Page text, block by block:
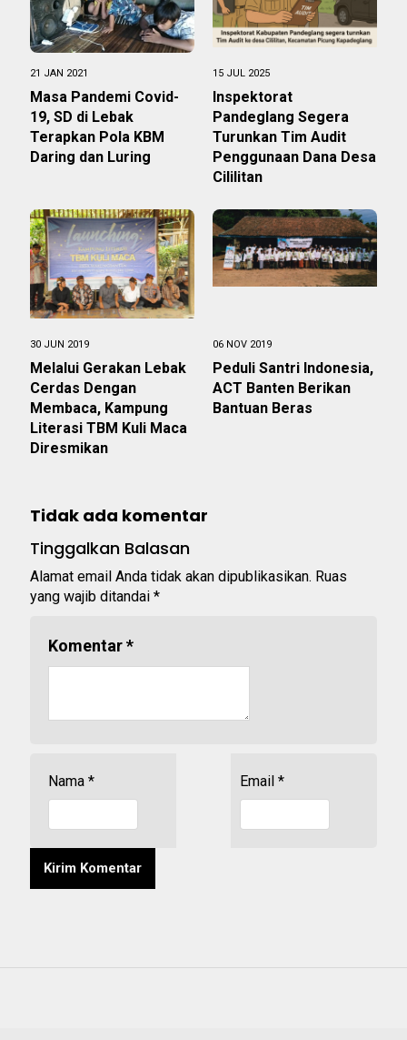
21 JAN 2021
Masa Pandemi Covid-
19, SD di Lebak
Terapkan Pola KBM
Daring dan Luring
15 JUL 2025
Inspektorat
Pandeglang Segera
Turunkan Tim Audit
Penggunaan Dana Desa
Cililitan
30 JUN 2019
Melalui Gerakan Lebak
Cerdas Dengan
Membaca, Kampung
Literasi TBM Kuli Maca
Diresmikan
06 NOV 2019
Peduli Santri Indonesia,
ACT Banten Berikan
Bantuan Beras
Tidak ada komentar
Tinggalkan Balasan
Alamat email Anda tidak akan dipublikasikan. Ruas
yang wajib ditandai *
Komentar*
Nama * Email *